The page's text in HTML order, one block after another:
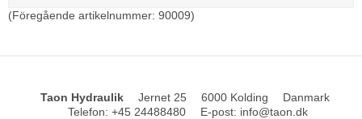
(Föregående artikelnummer: 90009)
Taon Hydraulik Jernet 25 6000 Kolding
Danmark
Telefon: +45 24488480 E-post: info@taon.dk